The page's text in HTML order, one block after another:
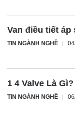
Van điều tiết áp
TIN NGÀNH NGHỀ
1 4 Valve Là Gì?
TIN NGÀNH NGHỀ